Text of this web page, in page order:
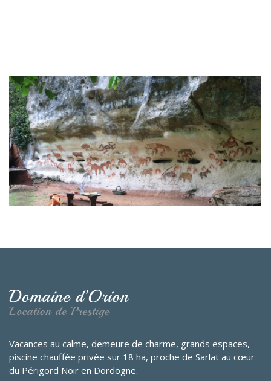
Vacances au calme, demeure de charme, grands espaces,
piscine chauffée privée sur 18 ha, proche de Sarlat au cœur
du Périgord Noir en Dordogne.